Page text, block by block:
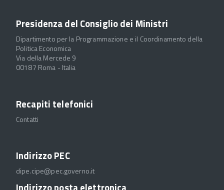
Presidenza del Consiglio dei Ministri
Dipartimento per la Programmazione e il Coordinamento della
Politica Economica
Via della Mercede 9
00187 Roma - Italia
Recapiti telefonici
Contatti
Indirizzo PEC
dipe.cipe@pec.governo.it